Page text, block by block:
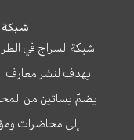
شبكة
شبكة السراج في
يهدف لنشر معارف
يضمّ بساتين من
إلى محاضرات